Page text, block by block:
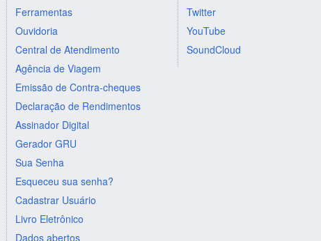
Ferramentas
Ouvidoria
Central de Atendimento
Agência de Viagem
Emissão de Contra-cheques
Declaração de Rendimentos
Assinador Digital
Gerador GRU
Sua Senha
Esqueceu sua senha?
Cadastrar Usuário
Livro Eletrônico
Dados abertos
Twitter
YouTube
SoundCloud